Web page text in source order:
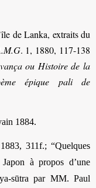
de Lanka, extraits du
. 1, 1880, 117-138
ou Histoire de la
épique pali de
1884.
311f.; “Quelques
à propos d’une
sūtra par MM. Paul